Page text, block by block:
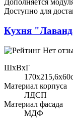
Дополняется
Доступно для
Кухня
Нет
ШхВхГ
Материал корпуса
ЛДСП
Материал фасада
МДФ